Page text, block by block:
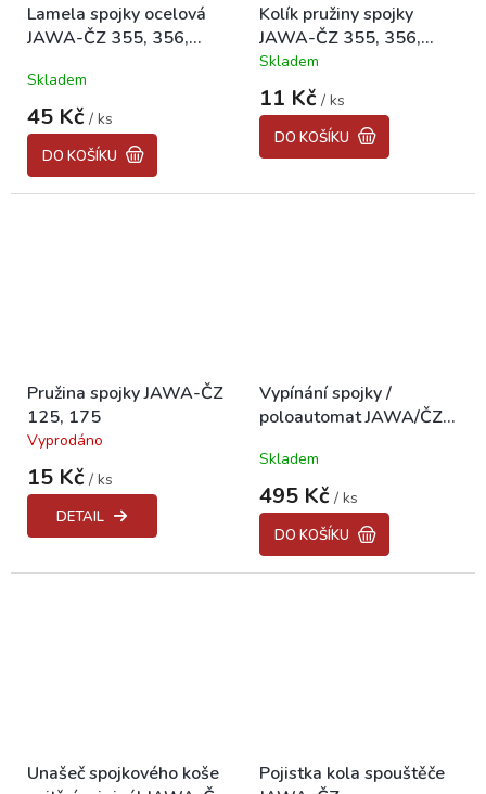
Lamela spojky ocelová
JAWA-ČZ 355, 356,
477, 487, 488 "CZ"
Skladem
45 Kč / ks
DO KOŠÍKU
Kolík pružiny spojky
JAWA-ČZ 355, 356,
450, 453, 455, 476,
477, 487, 488
Průměrné
hodnocení
produktu
5,0
Skladem
11 Kč / ks
DO KOŠÍKU
Pružina spojky JAWA-ČZ
125, 175
Průměrné
hodnocení
produktu
Vyprodáno
15 Kč / ks
DETAIL
Vypínání spojky /
poloautomat JAWA/ČZ
Skladem
495 Kč / ks
DO KOŠÍKU
Unašeč spojkového koše
Pojistka kola spouštěče